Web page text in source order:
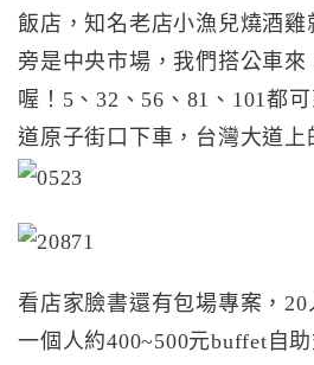
飯店，知名老店小漁兒燒酒雞
旁是中央市場，我們搭公車
喔！5、32、56、81、101都
道原子街口下車，台灣大道上
看店家臉書還有包場專案，
一個人約400~500元buffet自